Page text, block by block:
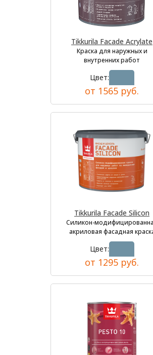
Tikkurila Facade Acrylate
Краска для наружных и
внутренних работ
Цвет:
от 1565 руб.
Tikkurila Facade Silicon
Силикон-
акриловая фасадная
Цвет:
от 1295 руб.